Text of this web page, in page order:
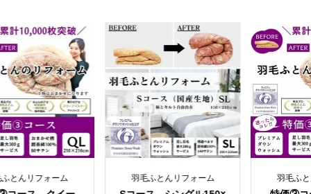
リフォーム 羽毛ふとんリフォーム 羽毛ふとん